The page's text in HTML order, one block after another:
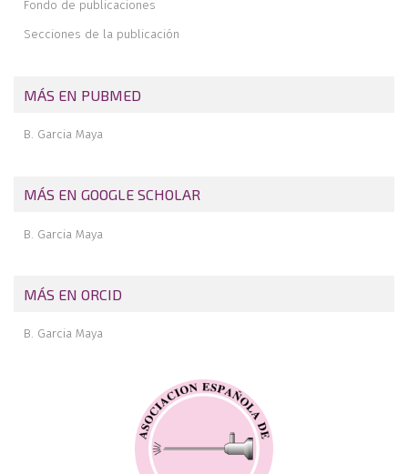
Fondo de publicaciones
Secciones de la publicación
MÁS EN PUBMED
B. Garcia Maya
MÁS EN GOOGLE SCHOLAR
B. Garcia Maya
MÁS EN ORCID
B. Garcia Maya